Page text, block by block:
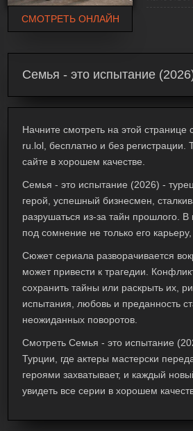
СМОТРЕТЬ ОНЛАЙН
Семья - это испытание
Начните смотреть на этой
ru.lol, бесплатно и без
сайте в хорошем качестве.
Семья - это испытание (2026) -
герой, успешный бизнесмен,
разрушаться из-за тайн прошлого.
под сомнение не только его
Сюжет сериала разворачивается
может привести к трагедии.
сохранить тайны или раскрыть их,
испытания, любовь и преданность
неожиданных поворотов.
Смотреть Семья - это испытание
Турции, где актеры мастерски
героями захватывает, и каждый
увидеть все серии в хорошем